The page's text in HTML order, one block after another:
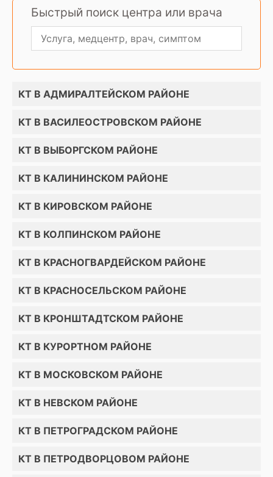
Быстрый поиск центра или врача
КТ В АДМИРАЛТЕЙСКОМ РАЙОНЕ
КТ В ВАСИЛЕОСТРОВСКОМ РАЙОНЕ
КТ В ВЫБОРГСКОМ РАЙОНЕ
КТ В КАЛИНИНСКОМ РАЙОНЕ
КТ В КИРОВСКОМ РАЙОНЕ
КТ В КОЛПИНСКОМ РАЙОНЕ
КТ В КРАСНОГВАРДЕЙСКОМ РАЙОНЕ
КТ В КРАСНОСЕЛЬСКОМ РАЙОНЕ
КТ В КРОНШТАДТСКОМ РАЙОНЕ
КТ В КУРОРТНОМ РАЙОНЕ
КТ В МОСКОВСКОМ РАЙОНЕ
КТ В НЕВСКОМ РАЙОНЕ
КТ В ПЕТРОГРАДСКОМ РАЙОНЕ
КТ В ПЕТРОДВОРЦОВОМ РАЙОНЕ